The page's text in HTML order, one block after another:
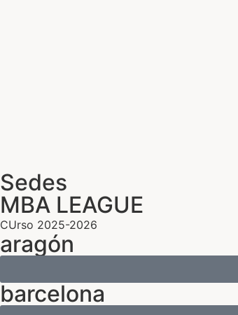
Sedes
MBA LEAGUE
CUrso 2025-2026
aragón
barcelona